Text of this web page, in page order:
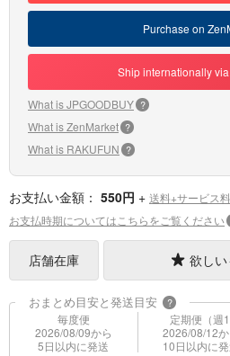
Purchase on
Ship internationally
What is JPGOODBUY ?
What is ZenMarket ?
What is RAKUFUN ?
お支払い金額： 550円 + 送料+サービス
お支払時期についてはこちらをご覧ください
店舗在庫 欲し
おまとめ目安と発送目安 ?
毎度便
2026/08/09から
5日以内に発送
定期便（週
2026/08/12か
10日以内に